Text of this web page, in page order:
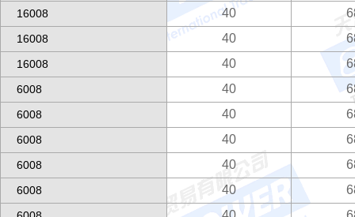
16008 40
16008 40
16008 40
6008 40
6008 40
6008 40
6008 40
6008 40